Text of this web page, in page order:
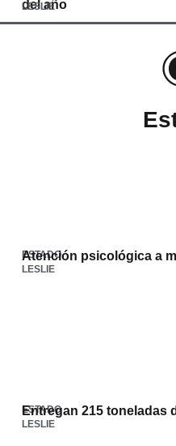
del año
LESLIE
ESTADO
Atención psicológica a
LESLIE
ESTADO
Entregan 215 toneladas
LESLIE